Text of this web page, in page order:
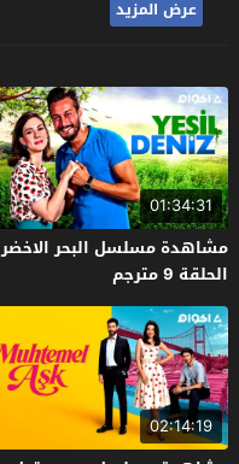
عرض المزيد
01:34:31
مشاهدة مسلسل البحر الاخضر
الحلقة 9 مترجم
02:14:19